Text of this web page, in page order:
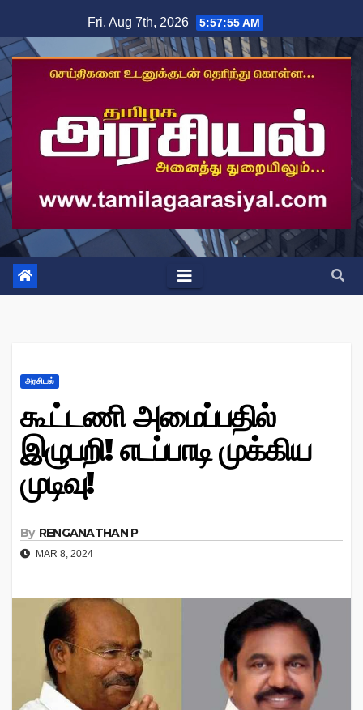
to
content
Fri. Aug 7th, 2026 5:57:56 AM
அரசியல்
கூட்டணி அமைப்பதில்
இழுபறி! எடப்பாடி முக்கிய
முடிவு!
By RENGANATHAN P
MAR 8, 2024